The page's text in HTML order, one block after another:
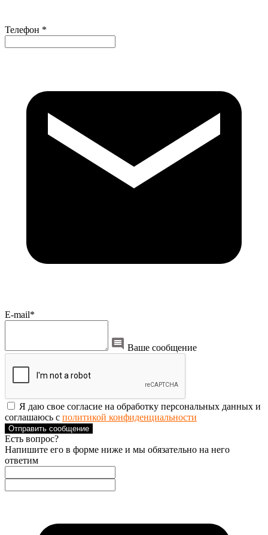
Телефон *
E-mail*
Ваше сообщение
Я даю свое согласие на обработку персональных данных и
соглашаюсь с политикой конфиденциальности
Отправить сообщение
Есть вопрос?
Напишите его в форме ниже и мы обязательно на него
ответим